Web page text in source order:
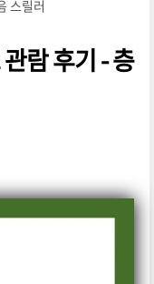
스릴러
람 후기 - 층